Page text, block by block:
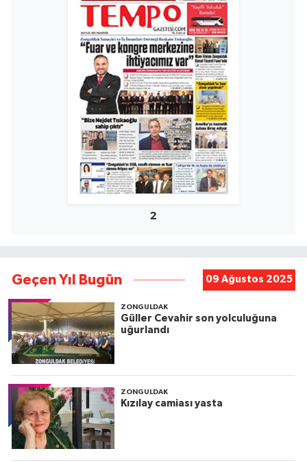
2
Geçen Yıl Bugün 09 Ağustos 2025
ZONGULDAK
Güller Cevahir son yolculuğuna
uğurlandı
ZONGULDAK
Kızılay camiası yasta